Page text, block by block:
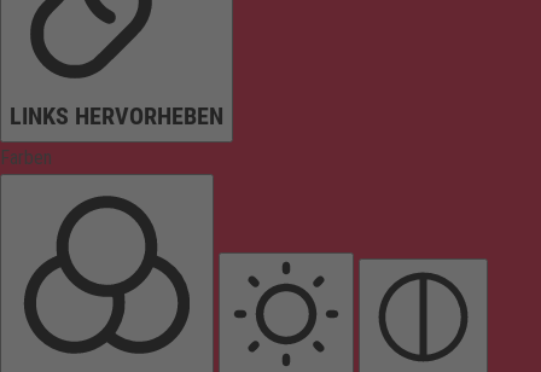
LINKS HERVORHEBEN
Farben